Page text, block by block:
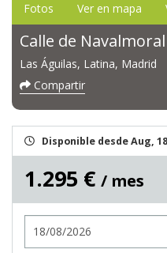
Fotos Ver en mapa
Calle de
Las Águilas, Latina, Madrid
Compartir
Disponible desde Aug,
1.295 € / mes